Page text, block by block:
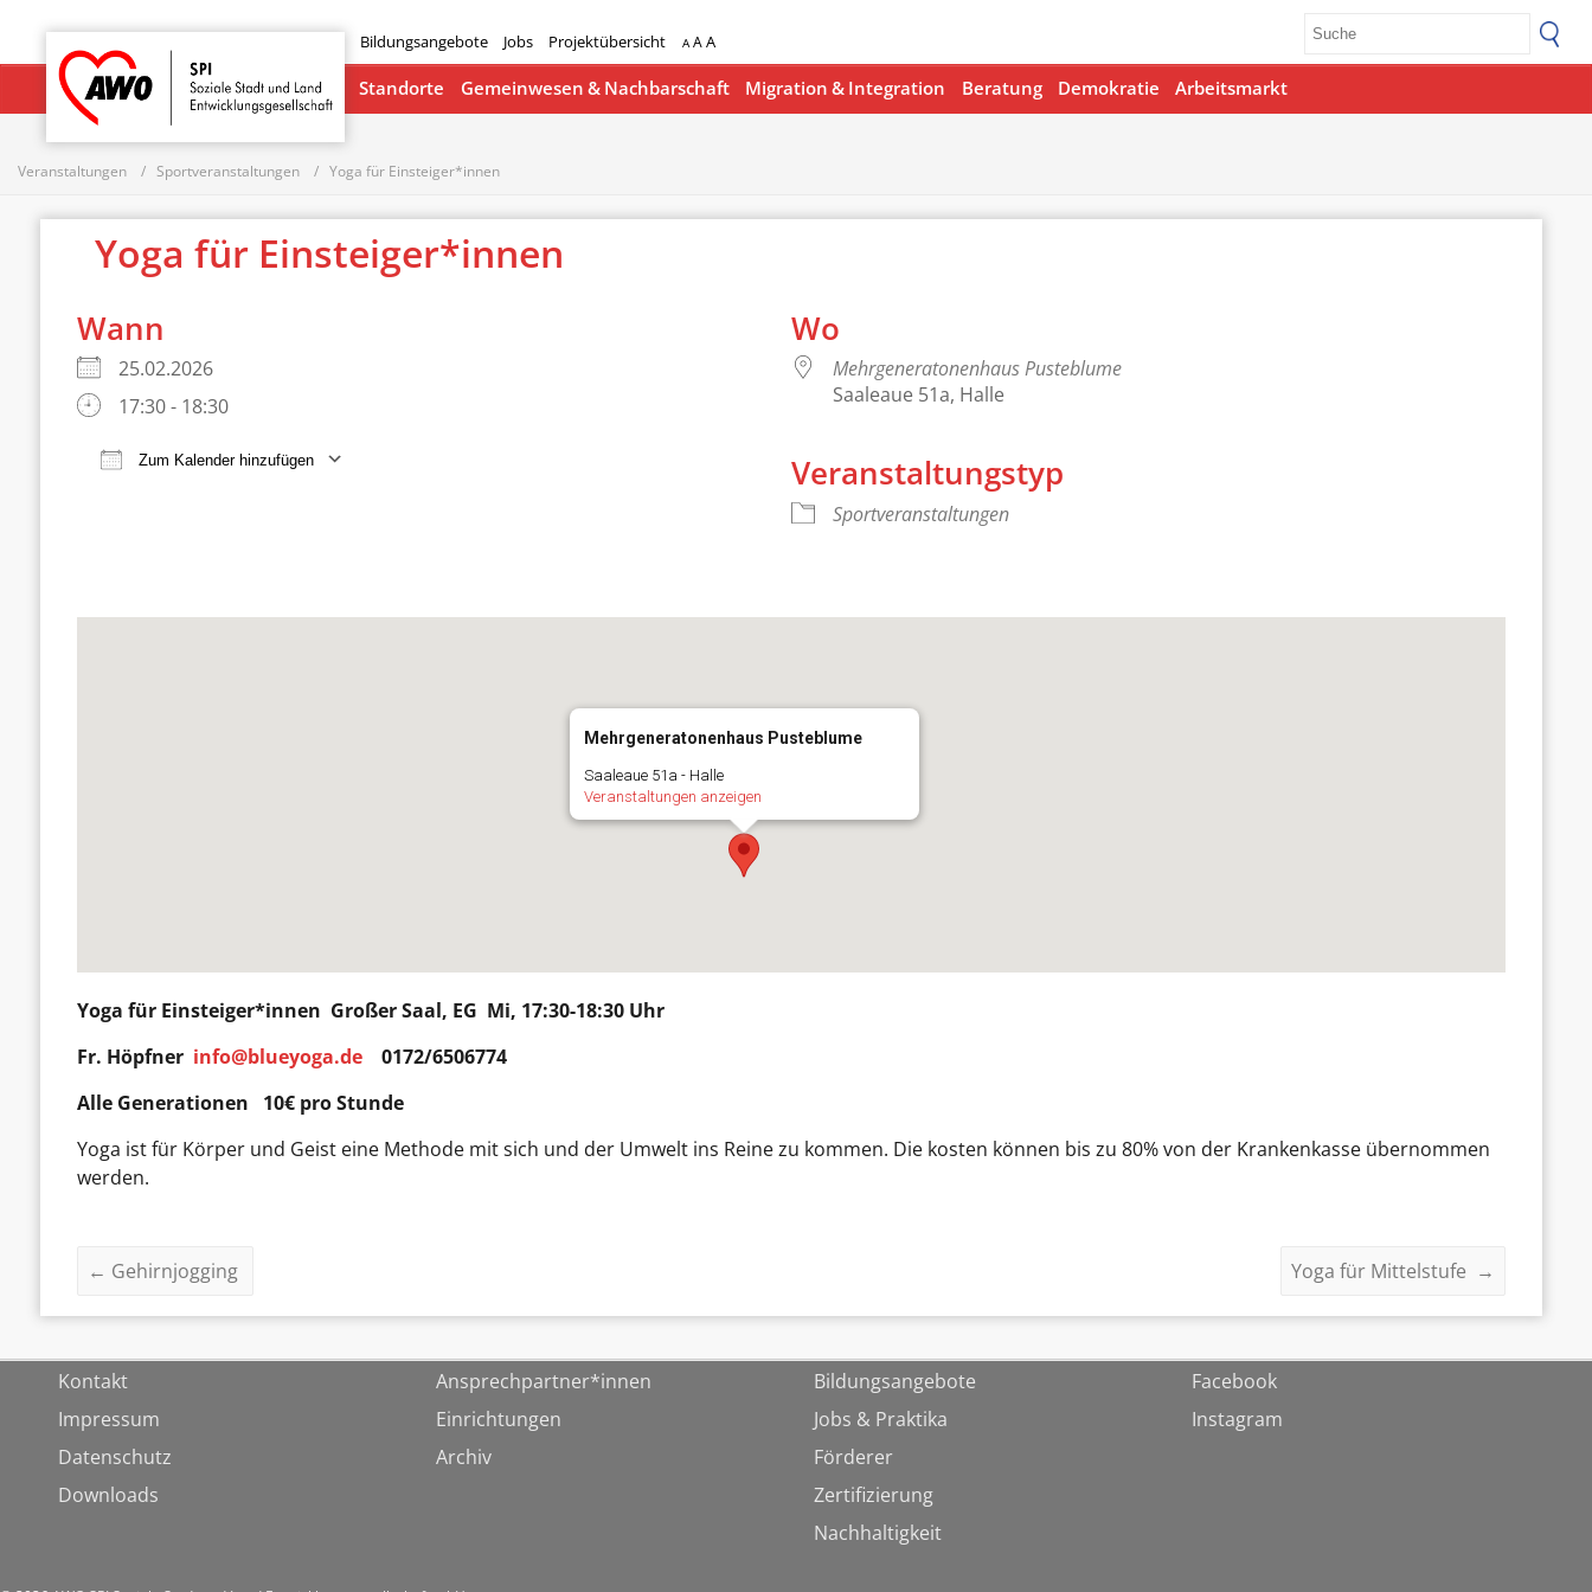
Bildungsangebote Jobs Projektübersicht A AA
Startseite
Standorte Gemeinwesen & Nachbarschaft Migration & Integration Beratung Demokratie Arbeitsmarkt
Veranstaltungen Sportveranstaltungen Yoga für Einsteiger*innen
Yoga für Einsteiger*innen
Wann
25.02.2026
17:30 - 18:30
Zum Kalender hinzufügen
iCalendar
Wo
Mehrgeneratonenhaus Pusteblume
Saaleaue 51a, Halle
Veranstaltungstyp
Sportveranstaltungen
Mehrgeneratonenhaus Pusteblume
Saaleaue 51a - Halle
Veranstaltungen anzeigen
Yoga für Einsteiger*innen Großer Saal, EG Mi, 17:30-18:30 Uhr
Fr. Höpfner info@blueyoga.de 0172/6506774
Alle Generationen 10€ pro Stunde
Yoga ist für Körper und Geist eine Methode mit sich und der Umwelt ins Reine zu kommen. Die kosten können bis zu 80% von der Krankenkasse übernommen
werden.
← Gehirnjogging Yoga für Mittelstufe →
Kontakt
Impressum
Datenschutz
Downloads
Ansprechpartner*innen
Einrichtungen
Archiv
Bildungsangebote
Jobs & Praktika
Förderer
Zertifizierung
Nachhaltigkeit
Facebook
Instagram